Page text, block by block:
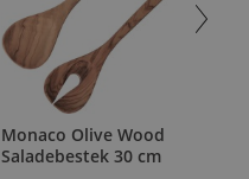
Monaco Olive Wood
Saladebestek 30 cm